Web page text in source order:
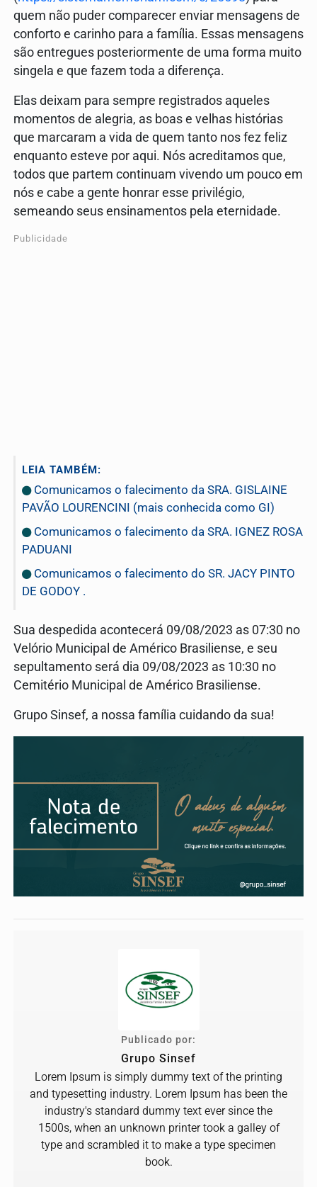
quem não puder comparecer enviar mensagens de
conforto e carinho para a família. Essas mensagens
são entregues posteriormente de uma forma muito
singela e que fazem toda a diferença.
Elas deixam para sempre registrados aqueles
momentos de alegria, as boas e velhas histórias
que marcaram a vida de quem tanto nos fez feliz
enquanto esteve por aqui. Nós acreditamos que,
todos que partem continuam vivendo um pouco em
nós e cabe a gente honrar esse privilégio,
semeando seus ensinamentos pela eternidade.
Publicidade
LEIA TAMBÉM:
Comunicamos o falecimento da SRA. GISLAINE
PAVÃO LOURENCINI (mais conhecida como GI)
Comunicamos o falecimento da SRA. IGNEZ ROSA
PADUANI
Comunicamos o falecimento do SR. JACY PINTO
DE GODOY .
Sua despedida acontecerá 09/08/2023 as 07:30 no
Velório Municipal de Américo Brasiliense, e seu
sepultamento será dia 09/08/2023 as 10:30 no
Cemitério Municipal de Américo Brasiliense.
Grupo Sinsef, a nossa família cuidando da sua!
Publicado por:
Grupo Sinsef
Lorem Ipsum is simply dummy text of the printing
and typesetting industry. Lorem Ipsum has been the
industry's standard dummy text ever since the
1500s, when an unknown printer took a galley of
type and scrambled it to make a type specimen
book.